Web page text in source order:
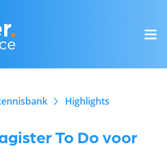
Highlights
To Do voor